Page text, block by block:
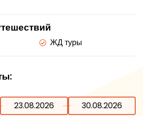
ЖД туры
23.08.2026
30.08.2026